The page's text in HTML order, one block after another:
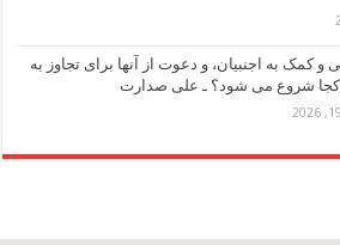
کمک به اجنبیان، و دعوت از آنها برای تجاوز به
شروع می شود؟ ـ علی صدارت